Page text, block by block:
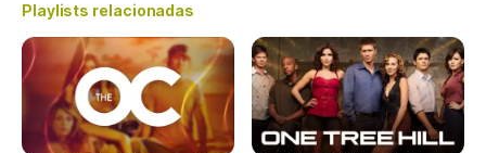
Playlists relacionadas